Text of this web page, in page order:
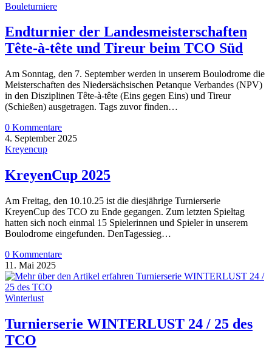
Bouleturniere
Endturnier der Landesmeisterschaften
Tête-à-tête und Tireur beim TCO Süd
Am Sonntag, den 7. September werden in unserem Boulodrome die
Meisterschaften des Niedersächsischen Petanque Verbandes (NPV)
in den Disziplinen Tête-à-tête (Eins gegen Eins) und Tireur
(Schießen) ausgetragen. Tags zuvor finden…
0 Kommentare
4. September 2025
Kreyencup
KreyenCup 2025
Am Freitag, den 10.10.25 ist die diesjährige Turnierserie
KreyenCup des TCO zu Ende gegangen. Zum letzten Spieltag
hatten sich noch einmal 15 Spielerinnen und Spieler in unserem
Boulodrome eingefunden. DenTagessieg…
0 Kommentare
11. Mai 2025
Winterlust
Turnierserie WINTERLUST 24 / 25 des
TCO